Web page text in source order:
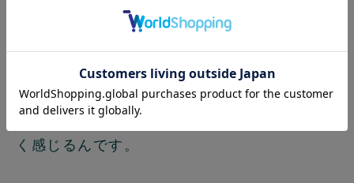
トリニタモイストゲルにした理由は、
気温や湿度が高い今の時期だと、軽い使い心
地のトリニタモイストゲルのほうが気持ちよ
く感じるんです。